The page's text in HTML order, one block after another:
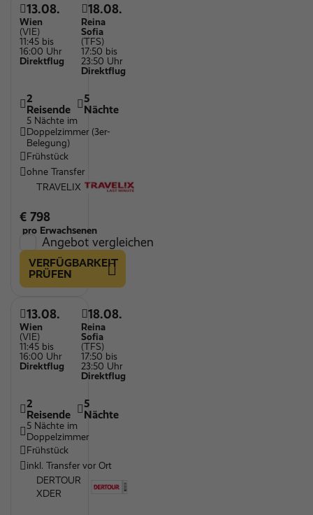
13.08.
Wien
(VIE)
11:45 bis
16:00 Uhr
Direktflug
18.08.
Reina
Sofia
(TFS)
17:50 bis
23:50 Uhr
Direktflug
2
Reisende
5
Nächte
5 Nächte im
Doppelzimmer (3er-
Belegung)
Frühstück
ohne Transfer
TRAVELIX
€ 798
pro Erwachsenen
Angebot vergleichen
VERFÜGBARKEIT
PRÜFEN
13.08.
Wien
(VIE)
11:45 bis
16:00 Uhr
Direktflug
18.08.
Reina
Sofia
(TFS)
17:50 bis
23:50 Uhr
Direktflug
2
Reisende
5
Nächte
5 Nächte im
Doppelzimmer
Frühstück
inkl. Transfer vor Ort
DERTOUR
XDER